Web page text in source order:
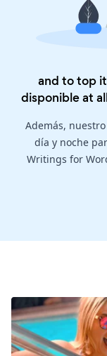
and to top
disponible at
Además,
día y noche
Writings for